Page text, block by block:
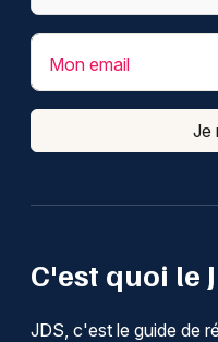
C'est quoi le
JDS, c'est le guide de
Mon email
Je